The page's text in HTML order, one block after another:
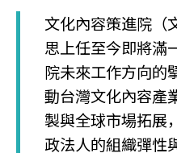
文化內容策進院（
思上任至今即將滿
院未來工作方向的
動台灣文化內容產
製與全球市場拓展
政法人的組織彈性